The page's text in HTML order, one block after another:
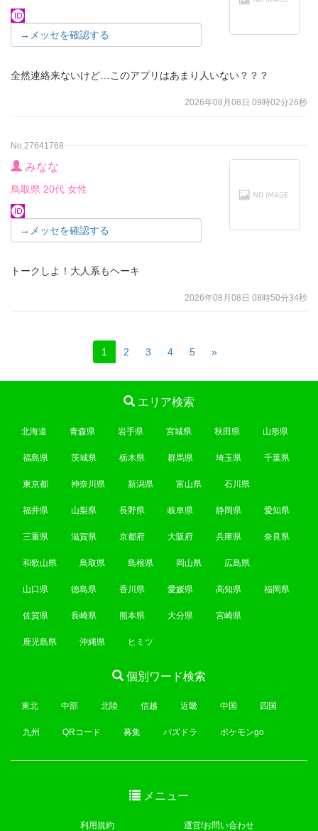
→メッセを確認する
全然連絡来ないけど…このアプリはあまり人いない？？？
2026年08月08日 09時02分26秒
No.27641768
みなな
鳥取県 20代 女性
→メッセを確認する
トークしよ！大人系もヘーキ
2026年08月08日 08時50分34秒
1 2 3 4 5 »
エリア検索
北海道 青森県 岩手県 宮城県 秋田県 山形県
福島県 茨城県 栃木県 群馬県 埼玉県 千葉県
東京都 神奈川県 新潟県 富山県 石川県
福井県 山梨県 長野県 岐阜県 静岡県 愛知県
三重県 滋賀県 京都府 大阪府 兵庫県 奈良県
和歌山県 鳥取県 島根県 岡山県 広島県
山口県 徳島県 香川県 愛媛県 高知県 福岡県
佐賀県 長崎県 熊本県 大分県 宮崎県
鹿児島県 沖縄県 ヒミツ
個別ワード検索
東北 中部 北陸 信越 近畿 中国 四国
九州 QRコード 募集 パズドラ ポケモンgo
メニュー
利用規約 運営/お問い合わせ